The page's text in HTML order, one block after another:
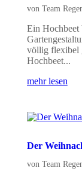
von Team
Ein Hochbeet
völlig flexibel
Hochbeet...
mehr lesen
Der
von Team